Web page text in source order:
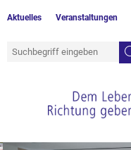
Aktuelles Veranstaltungen